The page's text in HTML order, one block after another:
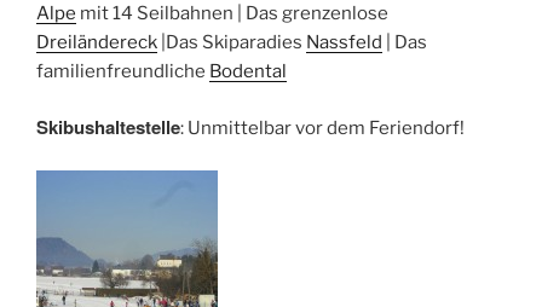
Alpe mit 14 Seilbahnen | Das grenzenlose
Dreiländereck |Das Skiparadies Nassfeld | Das
familienfreundliche Bodental
Skibushaltestelle: Unmittelbar vor dem Feriendorf!